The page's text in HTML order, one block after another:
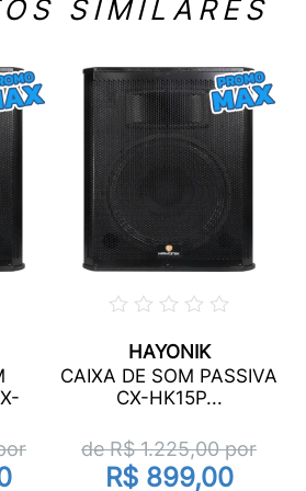
SIMILARES
HAYONIK
CAIXA DE SOM PASSIVA
CX-HK15P...
de R$1.225,00por
R$ 899,00